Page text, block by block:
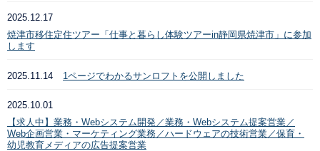
2025.12.17
焼津市移住定住ツアー「仕事と暮らし体験ツアーin静岡県焼津市」に参加
します
2025.11.14 1ページでわかるサンロフトを公開しました
2025.10.01
【求人中】業務・Webシステム開発／業務・Webシステム提案営業／
Web企画営業・マーケティング業務／ハードウェアの技術営業／保育・
幼児教育メディアの広告提案営業